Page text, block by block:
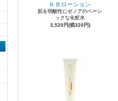
ＫＢローション
肌を弱酸性にゼノアのベーシ
ックな化粧水
3,520円(税320円)